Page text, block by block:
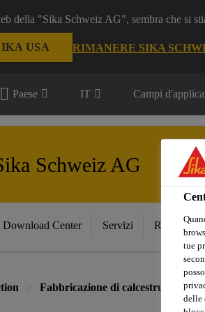
della "Sika Schweiz AG", sembra che si
USA RIMANERE SIKA
Paese IT Campi
Schweiz AG
Download Center Servizi Referenze
Fabbricazione di calcestruzzo e
tue
delle